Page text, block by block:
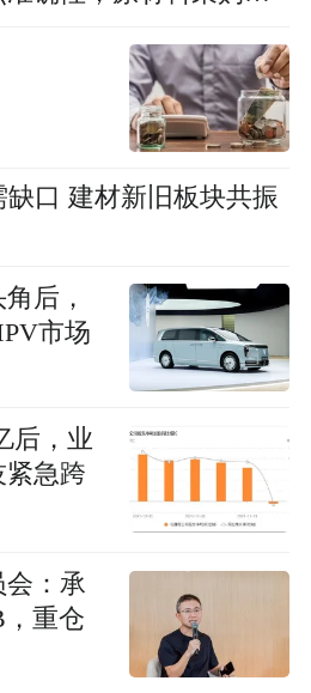
口 建材新旧板块共振
后，
市场
后，业
急跨
：承
重仓